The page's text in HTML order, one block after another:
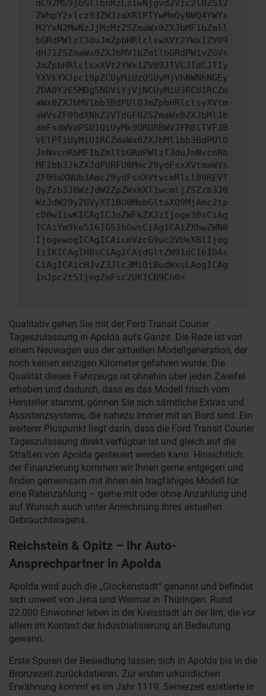
dC92MS9jbGllbnRzLzIwNjgvd2Vic2l0ZS12
ZWhpY2xlcz93ZWJzaXRlPTYwMmQyNWQ4YWYx
M2YxN2MwNzJjMzMzZSZmaWx0ZXJbMF1bZmll
bGRdPWlzT3duJmZpbHRlclswXVt2YWx1ZV09
dHJ1ZSZmaWx0ZXJbMV1bZmllbGRdPW1vZGVs
JmZpbHRlclsxXVt2YWx1ZV09JTVCJTdCJTIy
YXVkYXJpc19pZCUyMiUzQSUyMjVhNWNhNGEy
ZDA0Y2E5MDg5NDViYjVjNCUyMiU3RCU1RCZm
aWx0ZXJbMV1bb3BdPUlOJmZpbHRlclsyXVtm
aWVsZF09dXNhZ2VTdGF0ZSZmaWx0ZXJbMl1b
dmFsdWVdPSU1QiUyMk9ORURBWVJFR0lTVFJB
VElPTiUyMiU1RCZmaWx0ZXJbMl1bb3BdPUlO
JnNvcnRbMF1bZmllbGRdPWlzT3duJnNvcnRb
MF1bb3JkZXJdPURFU0Mmc29ydFsxXVtmaWVs
ZF09aXNUb3Amc29ydFsxXVtvcmRlcl09REVT
QyZzb3J0WzJdW2ZpZWxkXT1wcmljZSZzb3J0
WzJdW29yZGVyXT1BU0MmbGltaXQ9MjAmc2tp
cD0wIiwKICAgICJoZWFkZXJzIjoge30sCiAg
ICAiYm9keSI6IG51bGwsCiAgICAiZXhwZWN0
IjogewogICAgICAicmVzcG9uc2VUeXBlIjog
IiIKICAgIH0sCiAgICAidGltZW91dCI6IDAs
CiAgICAicHJvZ3Jlc3MiOiBudWxsLAogICAg
InJpc2t5IjogZmFsc2UKICB9Cn0=
Qualitativ gehen Sie mit der Ford Transit Courier
Tageszulassung in Apolda aufs Ganze. Die Rede ist von
einem Neuwagen aus der aktuellen Modellgeneration, der
noch keinen einzigen Kilometer gefahren wurde. Die
Qualität dieses Fahrzeugs ist ohnehin über jeden Zweifel
erhaben und dadurch, dass es das Modell frisch vom
Hersteller stammt, gönnen Sie sich sämtliche Extras und
Assistenzsysteme, die nahezu immer mit an Bord sind. Ein
weiterer Pluspunkt liegt darin, dass die Ford Transit Courier
Tageszulassung direkt verfügbar ist und gleich auf die
Straßen von Apolda gesteuert werden kann. Hinsichtlich
der Finanzierung kommen wir Ihnen gerne entgegen und
finden gemeinsam mit Ihnen ein tragfähiges Modell für
eine Ratenzahlung – gerne mit oder ohne Anzahlung und
auf Wunsch auch unter Anrechnung Ihres aktuellen
Gebrauchtwagens.
Reichstein & Opitz – Ihr Auto-
Ansprechpartner in Apolda
Apolda wird auch die „Glockenstadt“ genannt und befindet
sich unweit von Jena und Weimar in Thüringen. Rund
22.000 Einwohner leben in der Kreisstadt an der Ilm, die vor
allem im Kontext der Industrialisierung an Bedeutung
gewann.
Erste Spuren der Besiedlung lassen sich in Apolda bis in die
Bronzezeit zurückdatieren. Zur ersten urkundlichen
Erwähnung kommt es im Jahr 1119. Seinerzeit existierte in